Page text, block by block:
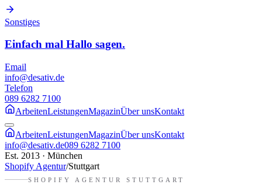
Sonstiges
Einfach mal Hallo sagen.
Email
info@desativ.de
Telefon
089 6282 7100
ArbeitenLeistungenMagazinÜber unsKontakt
ArbeitenLeistungenMagazinÜber unsKontakt
info@desativ.de089 6282 7100
Est. 2013 · München
Shopify Agentur/Stuttgart
SHOPIFY AGENTUR STUTTGART